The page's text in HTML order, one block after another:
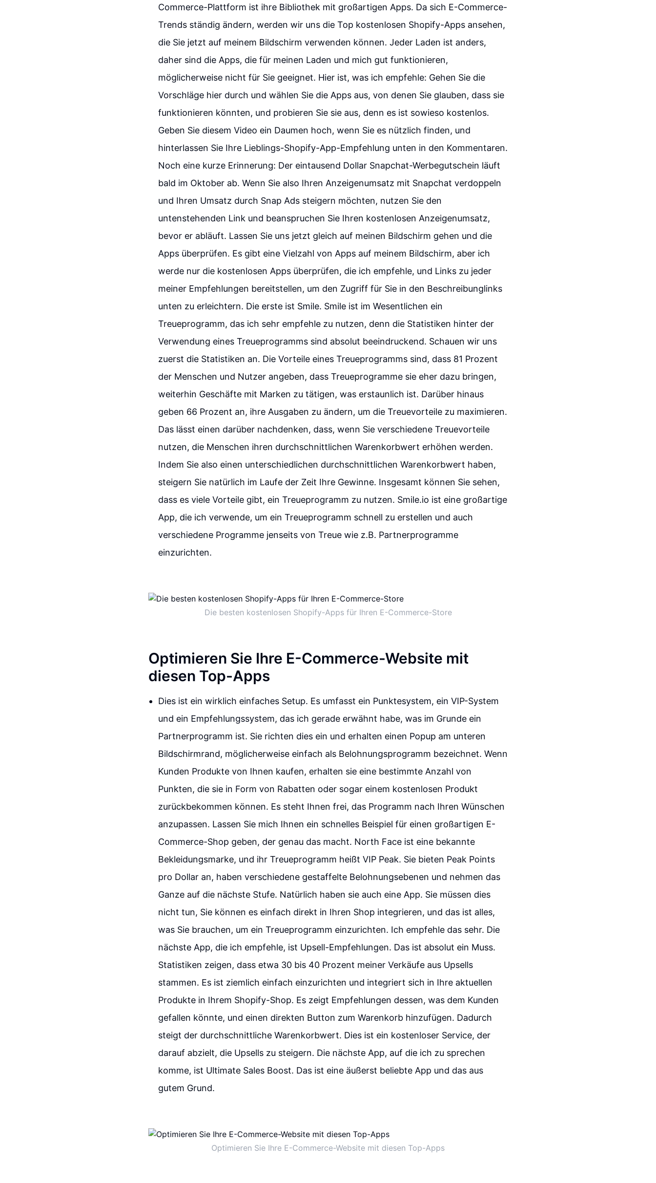
Commerce-Plattform ist ihre Bibliothek mit großartigen Apps. Da sich E-Commerce-
Trends ständig ändern, werden wir uns die Top kostenlosen Shopify-Apps ansehen,
die Sie jetzt auf meinem Bildschirm verwenden können. Jeder Laden ist anders,
daher sind die Apps, die für meinen Laden und mich gut funktionieren,
möglicherweise nicht für Sie geeignet. Hier ist, was ich empfehle: Gehen Sie die
Vorschläge hier durch und wählen Sie die Apps aus, von denen Sie glauben, dass sie
funktionieren könnten, und probieren Sie sie aus, denn es ist sowieso kostenlos.
Geben Sie diesem Video ein Daumen hoch, wenn Sie es nützlich finden, und
hinterlassen Sie Ihre Lieblings-Shopify-App-Empfehlung unten in den Kommentaren.
Noch eine kurze Erinnerung: Der eintausend Dollar Snapchat-Werbegutschein läuft
bald im Oktober ab. Wenn Sie also Ihren Anzeigenumsatz mit Snapchat verdoppeln
und Ihren Umsatz durch Snap Ads steigern möchten, nutzen Sie den
untenstehenden Link und beanspruchen Sie Ihren kostenlosen Anzeigenumsatz,
bevor er abläuft. Lassen Sie uns jetzt gleich auf meinen Bildschirm gehen und die
Apps überprüfen. Es gibt eine Vielzahl von Apps auf meinem Bildschirm, aber ich
werde nur die kostenlosen Apps überprüfen, die ich empfehle, und Links zu jeder
meiner Empfehlungen bereitstellen, um den Zugriff für Sie in den Beschreibunglinks
unten zu erleichtern. Die erste ist Smile. Smile ist im Wesentlichen ein
Treueprogramm, das ich sehr empfehle zu nutzen, denn die Statistiken hinter der
Verwendung eines Treueprogramms sind absolut beeindruckend. Schauen wir uns
zuerst die Statistiken an. Die Vorteile eines Treueprogramms sind, dass 81 Prozent
der Menschen und Nutzer angeben, dass Treueprogramme sie eher dazu bringen,
weiterhin Geschäfte mit Marken zu tätigen, was erstaunlich ist. Darüber hinaus
geben 66 Prozent an, ihre Ausgaben zu ändern, um die Treuevorteile zu maximieren.
Das lässt einen darüber nachdenken, dass, wenn Sie verschiedene Treuevorteile
nutzen, die Menschen ihren durchschnittlichen Warenkorbwert erhöhen werden.
Indem Sie also einen unterschiedlichen durchschnittlichen Warenkorbwert haben,
steigern Sie natürlich im Laufe der Zeit Ihre Gewinne. Insgesamt können Sie sehen,
dass es viele Vorteile gibt, ein Treueprogramm zu nutzen. Smile.io ist eine großartige
App, die ich verwende, um ein Treueprogramm schnell zu erstellen und auch
verschiedene Programme jenseits von Treue wie z.B. Partnerprogramme
einzurichten.
Die besten kostenlosen Shopify-Apps für Ihren E-Commerce-Store
Optimieren Sie Ihre E-Commerce-Website mit
diesen Top-Apps
Dies ist ein wirklich einfaches Setup. Es umfasst ein Punktesystem, ein VIP-System
und ein Empfehlungssystem, das ich gerade erwähnt habe, was im Grunde ein
Partnerprogramm ist. Sie richten dies ein und erhalten einen Popup am unteren
Bildschirmrand, möglicherweise einfach als Belohnungsprogramm bezeichnet. Wenn
Kunden Produkte von Ihnen kaufen, erhalten sie eine bestimmte Anzahl von
Punkten, die sie in Form von Rabatten oder sogar einem kostenlosen Produkt
zurückbekommen können. Es steht Ihnen frei, das Programm nach Ihren Wünschen
anzupassen. Lassen Sie mich Ihnen ein schnelles Beispiel für einen großartigen E-
Commerce-Shop geben, der genau das macht. North Face ist eine bekannte
Bekleidungsmarke, und ihr Treueprogramm heißt VIP Peak. Sie bieten Peak Points
pro Dollar an, haben verschiedene gestaffelte Belohnungsebenen und nehmen das
Ganze auf die nächste Stufe. Natürlich haben sie auch eine App. Sie müssen dies
nicht tun, Sie können es einfach direkt in Ihren Shop integrieren, und das ist alles,
was Sie brauchen, um ein Treueprogramm einzurichten. Ich empfehle das sehr. Die
nächste App, die ich empfehle, ist Upsell-Empfehlungen. Das ist absolut ein Muss.
Statistiken zeigen, dass etwa 30 bis 40 Prozent meiner Verkäufe aus Upsells
stammen. Es ist ziemlich einfach einzurichten und integriert sich in Ihre aktuellen
Produkte in Ihrem Shopify-Shop. Es zeigt Empfehlungen dessen, was dem Kunden
gefallen könnte, und einen direkten Button zum Warenkorb hinzufügen. Dadurch
steigt der durchschnittliche Warenkorbwert. Dies ist ein kostenloser Service, der
darauf abzielt, die Upsells zu steigern. Die nächste App, auf die ich zu sprechen
komme, ist Ultimate Sales Boost. Das ist eine äußerst beliebte App und das aus
gutem Grund.
Optimieren Sie Ihre E-Commerce-Website mit diesen Top-Apps